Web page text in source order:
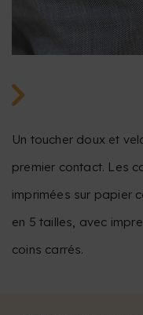
Un toucher doux et
premier contact. Les
imprimées sur papier
en 5 tailles, avec
coins carrés.